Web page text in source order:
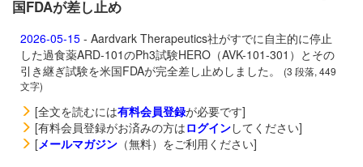
国FDAが差し止め
2026-05-15 - Aardvark Therapeutics社がすでに自主的に停止
した過食薬ARD-101のPh3試験HERO（AVK-101-301）とその
引き継ぎ試験を米国FDAが完全差し止めしました。
(3 段落, 449
文字)
[全文を読むには有料会員登録が必要です]
[有料会員登録がお済みの方はログインしてください]
[メールマガジン （無料）をご利用ください]